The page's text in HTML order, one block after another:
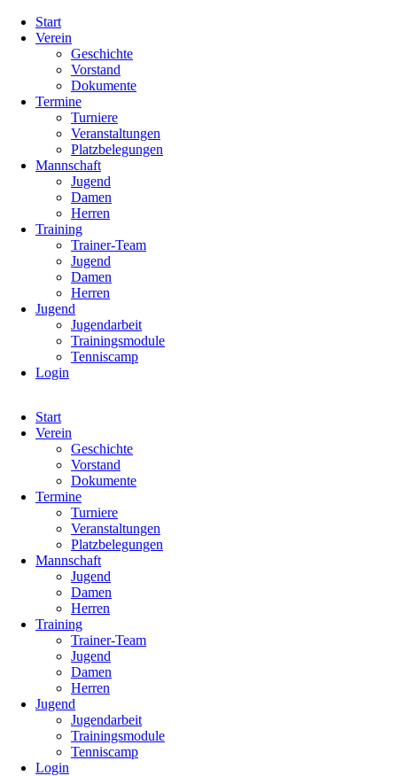
überspringen
Start
Verein
Geschichte
Vorstand
Dokumente
Termine
Turniere
Veranstaltungen
Platzbelegungen
Mannschaft
Jugend
Damen
Herren
Training
Trainer-Team
Jugend
Damen
Herren
Jugend
Jugendarbeit
Trainingsmodule
Tenniscamp
Login
überspringen
Start
Verein
Geschichte
Vorstand
Dokumente
Termine
Turniere
Veranstaltungen
Platzbelegungen
Mannschaft
Jugend
Damen
Herren
Training
Trainer-Team
Jugend
Damen
Herren
Jugend
Jugendarbeit
Trainingsmodule
Tenniscamp
Login